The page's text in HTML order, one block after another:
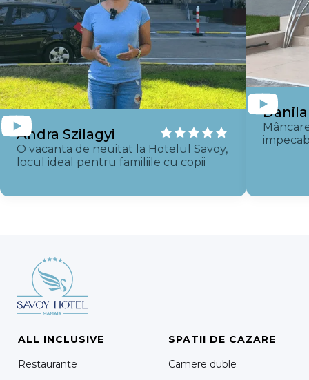
Andra Szilagyi
O vacanta de neuitat la Hotelul Savoy,
locul ideal pentru familiile cu copii
ALL INCLUSIVE
Restaurante
SPATII DE CAZARE
Camere duble